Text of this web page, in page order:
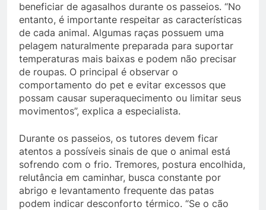
beneficiar de agasalhos durante os passeios. “No
entanto, é importante respeitar as características
de cada animal. Algumas raças possuem uma
pelagem naturalmente preparada para suportar
temperaturas mais baixas e podem não precisar
de roupas. O principal é observar o
comportamento do pet e evitar excessos que
possam causar superaquecimento ou limitar seus
movimentos”, explica a especialista.
Durante os passeios, os tutores devem ficar
atentos a possíveis sinais de que o animal está
sofrendo com o frio. Tremores, postura encolhida,
relutância em caminhar, busca constante por
abrigo e levantamento frequente das patas
podem indicar desconforto térmico. “Se o cão